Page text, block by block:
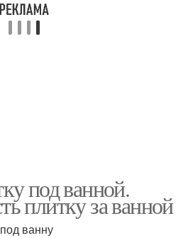
под ванной.
плитку за ванной
ванну